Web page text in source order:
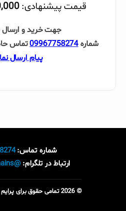
قیمت پیشنهادی:
جهت خرید و ارسال
شماره09967758274تماس
پیام ارسال
شماره تماس:
ارتباط در تلگرام:@IRPrimeDomains
© 2026 تمامی حقوق برای پرایم دامین محفوظ است.